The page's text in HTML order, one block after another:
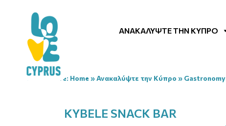
ΑΝΑΚΑΛΎΨΤΕ ΤΗΝ ΚΎΠΡΟ
You are here: Home »Ανακαλύψτε την Κύπρο » Gastronomy
KYBELE SNACK BAR